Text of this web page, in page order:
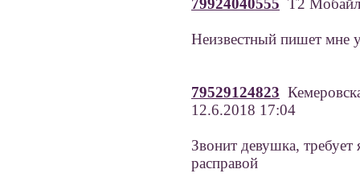
79924040555 Т2
Неизвестный пишет мне
79529124823
12.6.2018 17:04
Звонит девушка, требует
расправой